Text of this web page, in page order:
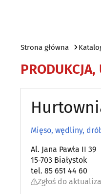
Strona główna
PRODUKCJA,
Mięso, wędliny,
Al. Jana Pawła II 39
15-703 Białystok
tel. 85 651 44 60
Zgłoś do